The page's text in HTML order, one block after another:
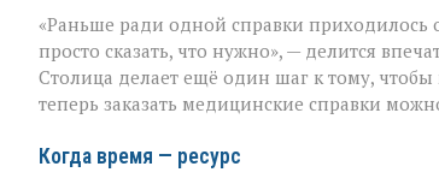
«Раньше ради одной справки приходилось
просто сказать, что нужно», — делится
Столица делает ещё один шаг к тому,
теперь заказать медицинские справки
Когда время — ресурс